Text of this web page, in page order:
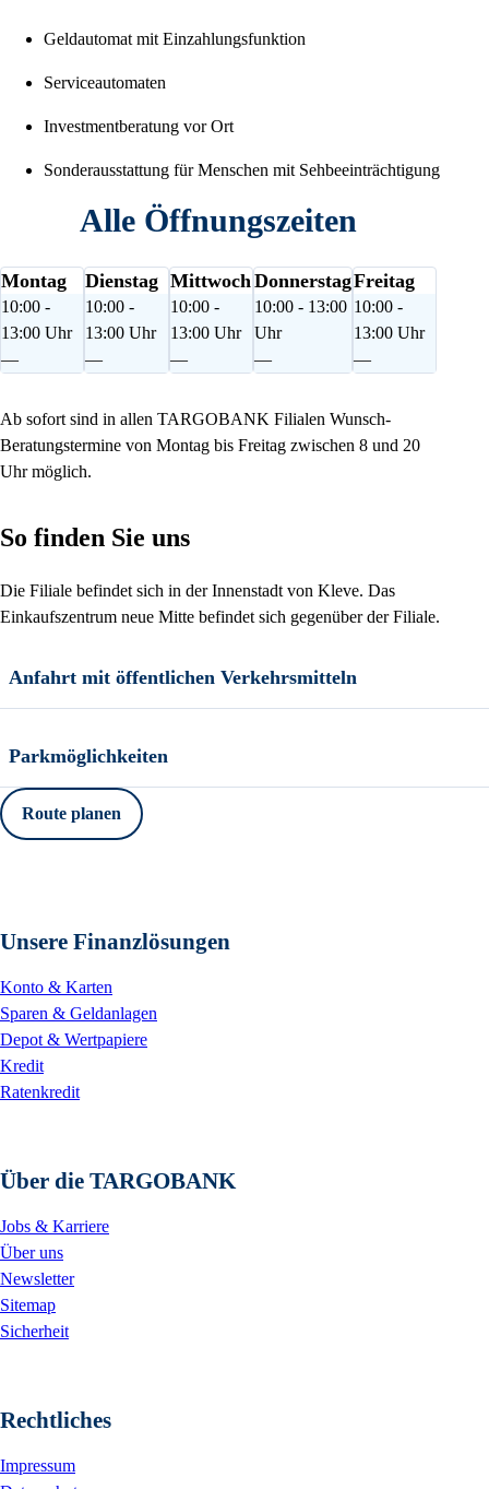
Geldautomat mit Einzahlungsfunktion
Serviceautomaten
Investmentberatung vor Ort
Sonderausstattung für Menschen mit Sehbeeinträchtigung
Alle Öffnungszeiten
Montag
10:00 -
13:00 Uhr
—
Dienstag
10:00 -
13:00 Uhr
—
Mittwoch
10:00 -
13:00 Uhr
—
Donnerstag
10:00 - 13:00
Uhr
—
Freitag
10:00 -
13:00 Uhr
—
Ab sofort sind in allen TARGOBANK Filialen Wunsch-
Beratungstermine von Montag bis Freitag zwischen 8 und 20
Uhr möglich.
So finden Sie uns
Die Filiale befindet sich in der Innenstadt von Kleve. Das
Einkaufszentrum neue Mitte befindet sich gegenüber der Filiale.
Anfahrt mit öffentlichen Verkehrsmitteln
Parkmöglichkeiten
Route planen
Unsere Finanzlösungen
Konto & Karten
Sparen & Geldanlagen
Depot & Wertpapiere
Kredit
Ratenkredit
Über die TARGOBANK
Jobs & Karriere
Über uns
Newsletter
Sitemap
Sicherheit
Rechtliches
Impressum